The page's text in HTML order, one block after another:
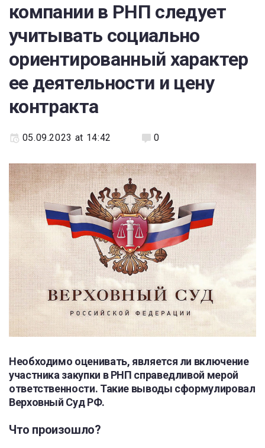
компании в РНП следует
учитывать социально
ориентированный характер
ее деятельности и цену
контракта
05.09.2023 at 14:42 0
Необходимо оценивать, является ли включение
участника закупки в РНП справедливой мерой
ответственности. Такие выводы сформулировал
Верховный Суд РФ.
Что произошло?